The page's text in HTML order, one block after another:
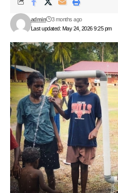
Last updated: May 24, 2026 9:25 pm
admin 3 months ago